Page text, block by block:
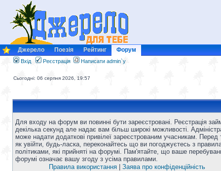
Джерело Поезія Рейтинг Форум
Вхід Реєстрація Написати admin`у
Сьогодні: 06 серпня 2026, 19:57
Для входу на форум ви повинні бути зареєстровані. Реєстрація
декілька секунд але надає вам більш широкі можливості.
може надати додаткові привілеї зареєстрованим учасникам. Перед
як увійти, будь-ласка, переконайтесь що ви погоджуєтесь з
політиками, які прийняті на форумі. Пам'ятайте, що ваше
форумі означає вашу згоду з усіма правилами.
Правила використання
Заява про конфіденційність